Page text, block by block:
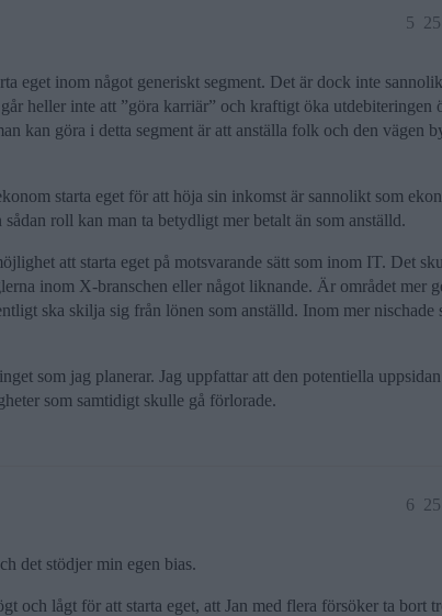
5
eget inom något generiskt segment. Det är dock inte
heller inte att ”göra karriär” och kraftigt öka utdebiteringen
kan göra i detta segment är att anställa folk och den vägen
starta eget för att höja sin inkomst är sannolikt som
roll kan man ta betydligt mer betalt än som anställd.
att starta eget på motsvarande sätt som inom IT. Det
inom X-branschen eller något liknande. Är området mer
ska skilja sig från lönen som anställd. Inom mer nischade
som jag planerar. Jag uppfattar att den potentiella
som samtidigt skulle gå förlorade.
6
det stödjer min egen bias.
och lågt för att starta eget, att Jan med flera försöker ta bort